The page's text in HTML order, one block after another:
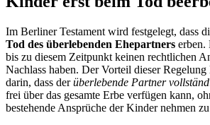
Im Berliner Testament wird festgelegt, dass
Tod des überlebenden Ehepartners erben.
bis zu diesem Zeitpunkt keinen rechtlichen
Nachlass haben. Der Vorteil dieser
darin, dass derüberlebende Partner
frei über das gesamte Erbe verfügen kann,
bestehende Ansprüche der Kinder nehmen